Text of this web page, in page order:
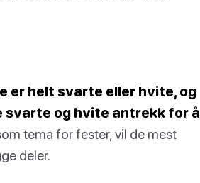
er helt svarte eller hvite, og
svarte og hvite antrekk for å
tema for fester, vil de mest
deler.